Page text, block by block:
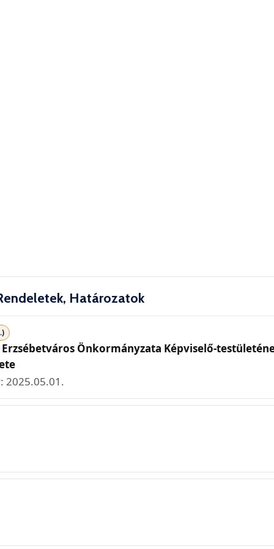
Határozatok
Önkormányzata Képviselő-
2025.05.01.